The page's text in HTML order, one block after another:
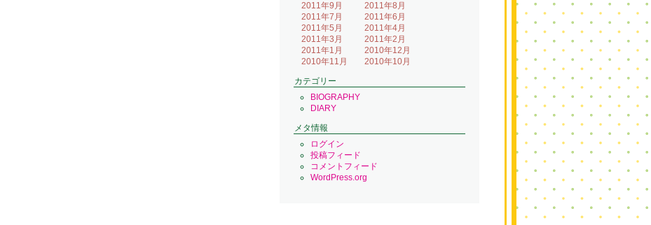
2011年9月
2011年8月
2011年7月
2011年6月
2011年5月
2011年4月
2011年3月
2011年2月
2011年1月
2010年12月
2010年11月
2010年10月
カテゴリー
BIOGRAPHY
DIARY
メタ情報
ログイン
投稿フィード
コメントフィード
WordPress.org